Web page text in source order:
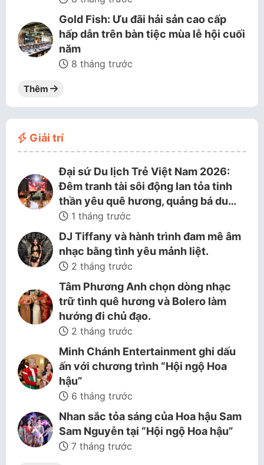
Gold Fish: Ưu đãi hải sản cao cấp
hấp dẫn trên bàn tiệc mùa lễ hội cuối
năm
8 tháng trước
Thêm
Giải trí
Đại sứ Du lịch Trẻ Việt Nam 2026:
Đêm tranh tài sôi động lan tỏa tinh
thần yêu quê hương, quảng bá du…
1 tháng trước
DJ Tiffany và hành trình đam mê âm
nhạc bằng tình yêu mảnh liệt.
2 tháng trước
Tâm Phương Anh chọn dòng nhạc
trữ tình quê hương và Bolero làm
hướng đi chủ đạo.
2 tháng trước
Minh Chánh Entertainment ghi dấu
ấn với chương trình “Hội ngộ Hoa
hậu”
6 tháng trước
Nhan sắc tỏa sáng của Hoa hậu Sam
Sam Nguyễn tại “Hội ngộ Hoa hậu”
7 tháng trước